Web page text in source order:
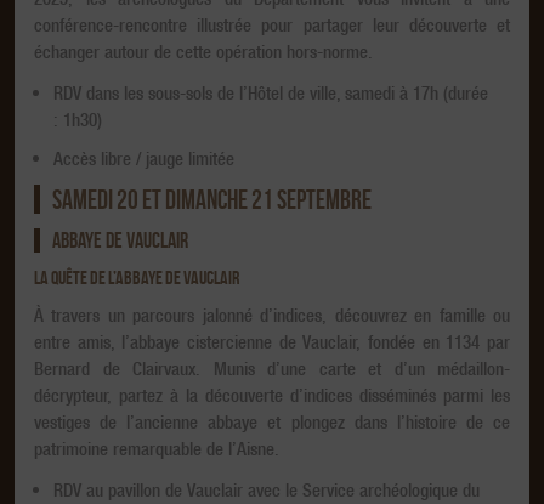
conférence-rencontre illustrée pour partager leur découverte et
échanger autour de cette opération hors-norme.
RDV dans les sous-sols de l’Hôtel de ville, samedi à 17h (durée
: 1h30)
Accès libre / jauge limitée
SAMEDI 20 ET DIMANCHE 21 SEPTEMBRE
ABBAYE DE VAUCLAIR
LA QUÊTE DE L’ABBAYE DE VAUCLAIR
À travers un parcours jalonné d’indices, découvrez en famille ou
entre amis, l’abbaye cistercienne de Vauclair, fondée en 1134 par
Bernard de Clairvaux. Munis d’une carte et d’un médaillon-
décrypteur, partez à la découverte d’indices disséminés parmi les
vestiges de l’ancienne abbaye et plongez dans l’histoire de ce
patrimoine remarquable de l’Aisne.
RDV au pavillon de Vauclair avec le Service archéologique du